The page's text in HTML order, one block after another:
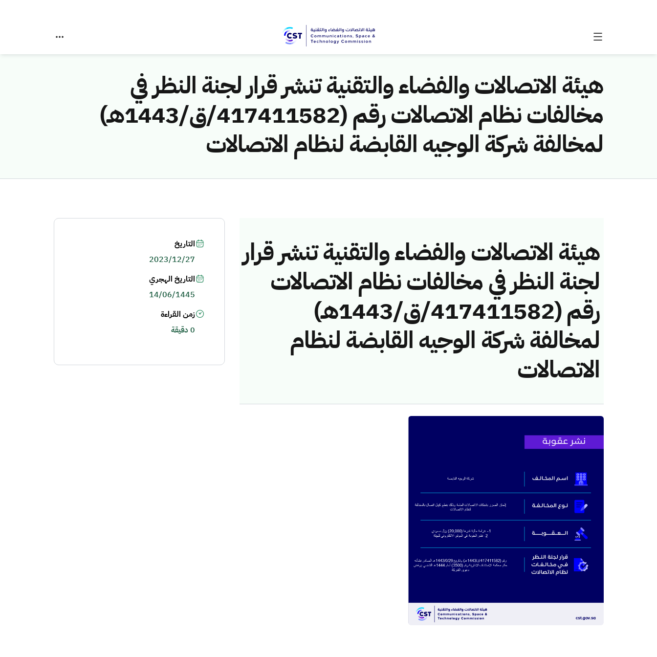
هيئة الاتصالات والفضاء والتقنية تنشر قرار لجنة النظر في
مخالفات نظام الاتصالات رقم (417411582/ق/1443هـ)
لمخالفة شركة الوجيه القابضة لنظام الاتصالات
هيئة الاتصالات والفضاء والتقنية تنشر قرار
لجنة النظر في مخالفات نظام الاتصالات
رقم (417411582/ق/1443هـ)
لمخالفة شركة الوجيه القابضة لنظام
الاتصالات
التاريخ
2023/12/27
التاريخ الهجري
14/06/1445
زمن القراءة
0 دقيقة